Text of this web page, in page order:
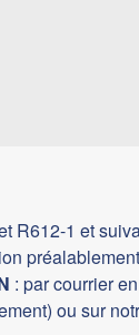
1 et
: par courrier
ou sur